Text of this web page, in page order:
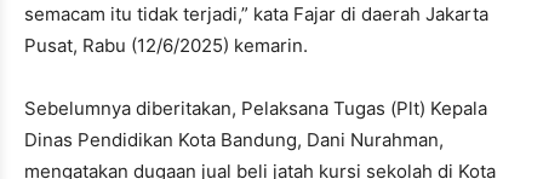
semacam itu tidak terjadi,” kata Fajar di daerah Jakarta
Pusat, Rabu (12/6/2025) kemarin.
Sebelumnya diberitakan, Pelaksana Tugas (Plt) Kepala
Dinas Pendidikan Kota Bandung, Dani Nurahman,
mengatakan dugaan jual beli jatah kursi sekolah di Kota